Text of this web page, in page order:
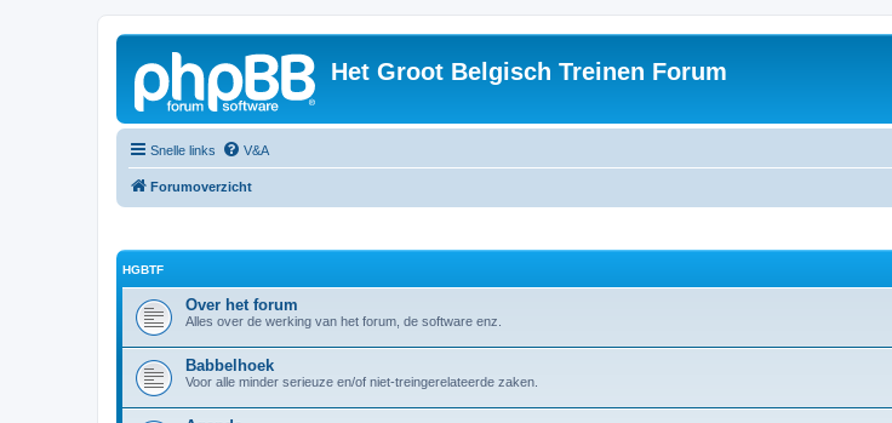
Het Groot Belgisch Treinen Forum
Snelle links V&A
Forumoverzicht
HGBTF
Over het forum
Alles over de werking van het forum, de software enz.
Babbelhoek
Voor alle minder serieuze en/of niet-treingerelateerde zaken.